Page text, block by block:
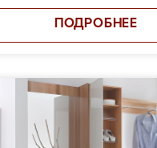
ПОДРОБНЕЕ